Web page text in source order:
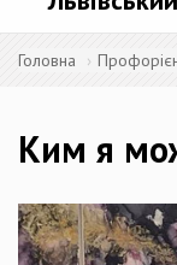
Головна
Ким я